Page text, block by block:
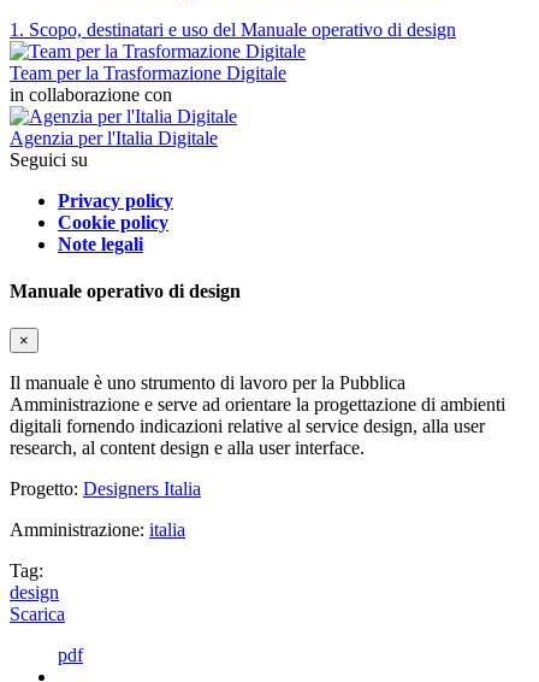
1. Scopo, destinatari e uso del Manuale operativo di design
Team per la Trasformazione Digitale
in collaborazione con
Agenzia per l'Italia Digitale
Seguici su
Privacy policy
Cookie policy
Note legali
Manuale operativo di design
×
Il manuale è uno strumento di lavoro per la Pubblica
Amministrazione e serve ad orientare la progettazione di ambienti
digitali fornendo indicazioni relative al service design, alla user
research, al content design e alla user interface.
Progetto: Designers Italia
Amministrazione: italia
Tag:
design
Scarica
pdf